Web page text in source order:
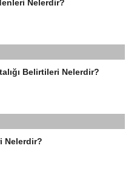
Nelerdir?
Belirtileri Nelerdir?
Nelerdir?